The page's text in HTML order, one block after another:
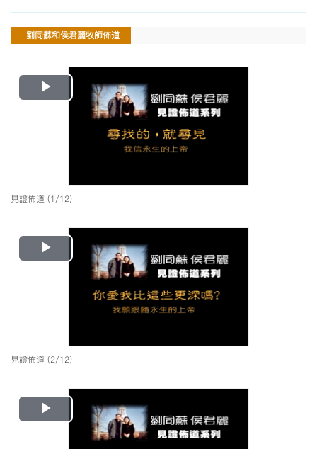
劉同蘇和侯君麗牧師佈道
Play
Video
見證佈道 (1/12)
Play
Video
見證佈道 (2/12)
Play
Video